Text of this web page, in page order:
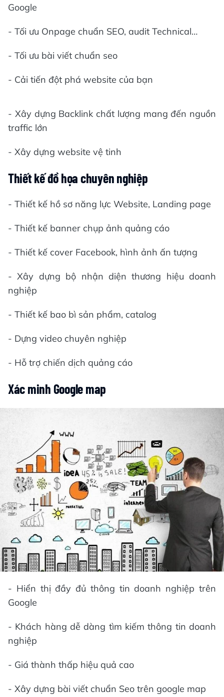
Google
- Tối ưu Onpage chuẩn SEO, audit Technical…
- Tối ưu bài viết chuẩn seo
- Cải tiến đột phá website của bạn
- Xây dựng Backlink chất lượng mang đến nguồn
traffic lớn
- Xây dựng website vệ tinh
Thiết kế đồ họa chuyên nghiệp
- Thiết kế hồ sơ năng lực Website, Landing page
- Thiết kế banner chụp ảnh quảng cáo
- Thiết kế cover Facebook, hình ảnh ấn tượng
- Xây dựng bộ nhận diện thương hiệu doanh
nghiệp
- Thiết kế bao bì sản phẩm, catalog
- Dựng video chuyên nghiệp
- Hỗ trợ chiến dịch quảng cáo
Xác minh Google map
- Hiển thị đầy đủ thông tin doanh nghiệp trên
Google
- Khách hàng dễ dàng tìm kiếm thông tin doanh
nghiệp
- Giá thành thấp hiệu quả cao
- Xây dựng bài viết chuẩn Seo trên google map